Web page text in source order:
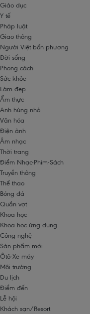
Giáo dục
Y tế
Pháp luật
Giao thông
Người Việt bốn phương
Đời sống
Phong cách
Sức khỏe
Làm đẹp
Ẩm thực
Anh hùng nhỏ
Văn hóa
Điện ảnh
Âm nhạc
Thời trang
Điểm Nhạc-Phim-Sách
Truyền thông
Thể thao
Bóng đá
Quần vợt
Khoa học
Khoa học ứng dụng
Công nghệ
Sản phẩm mới
Ôtô-Xe máy
Môi trường
Du lịch
Điểm đến
Lễ hội
Khách sạn/Resort